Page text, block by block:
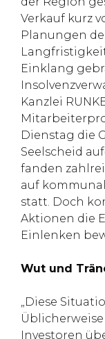
Verkauf kurz
Planungen
Einklang
Kanzlei
Dienstag die
Seelscheid
fanden
auf
statt. Doch
Aktionen die
Einlenken
Wut und
„Diese
Investoren